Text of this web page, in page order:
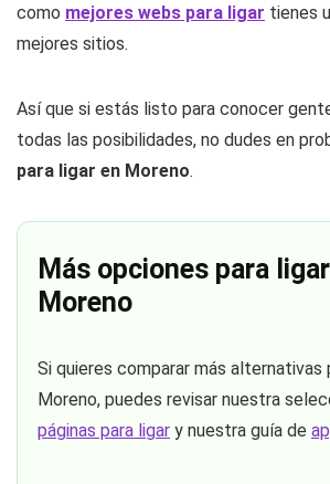
como mejores webs para ligar tienes
mejores sitios.
Así que si estás listo para conocer
todas las posibilidades, no dudes en
para ligar en Moreno.
Más opciones para
Moreno
Si quieres comparar más alternativas
Moreno, puedes revisar nuestra
páginas para ligar y nuestra guía de